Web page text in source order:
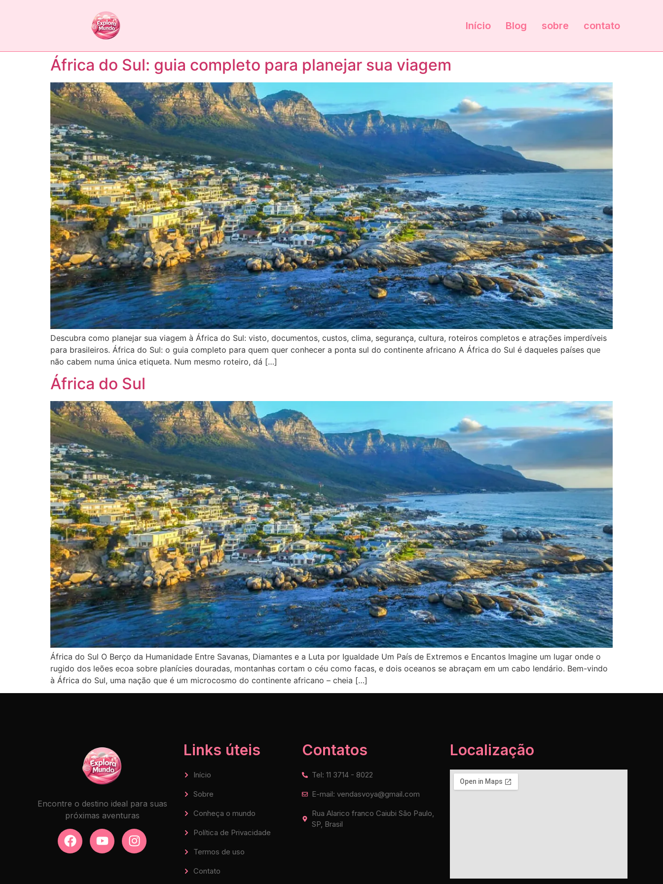
Início Blog sobre contato
África do Sul: guia completo para planejar sua viagem
Descubra como planejar sua viagem à África do Sul: visto, documentos, custos, clima, segurança, cultura, roteiros completos e atrações imperdíveis
para brasileiros. África do Sul: o guia completo para quem quer conhecer a ponta sul do continente africano A África do Sul é daqueles países que
não cabem numa única etiqueta. Num mesmo roteiro, dá […]
África do Sul
África do Sul O Berço da Humanidade Entre Savanas, Diamantes e a Luta por Igualdade Um País de Extremos e Encantos Imagine um lugar onde o
rugido dos leões ecoa sobre planícies douradas, montanhas cortam o céu como facas, e dois oceanos se abraçam em um cabo lendário. Bem-vindo
à África do Sul, uma nação que é um microcosmo do continente africano – cheia […]
Encontre o destino ideal para suas
próximas aventuras
Links úteis
Início
Sobre
Conheça o mundo
Política de Privacidade
Termos de uso
Contato
Contatos
Tel: 11 3714 - 8022
E-mail: vendasvoya@gmail.com
Rua Alarico franco Caiubi São Paulo,
SP, Brasil
Localização